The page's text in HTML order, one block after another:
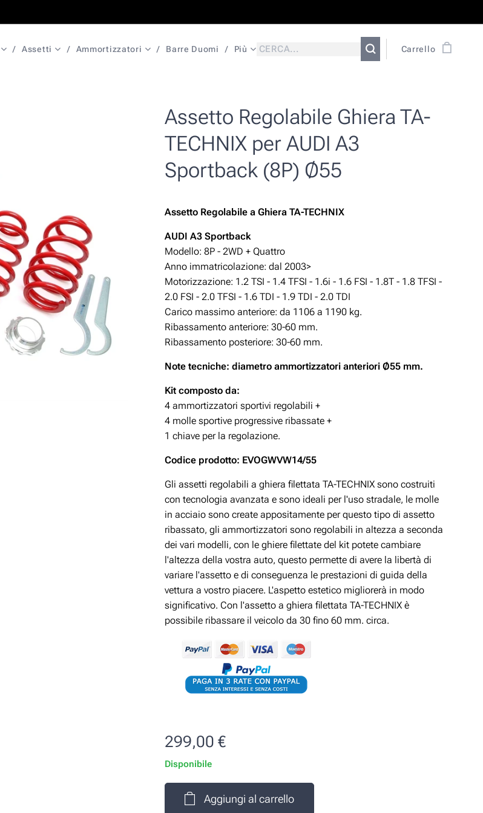
Assetti Ammortizzatori Barre Duomi Più Carrello
Assetto Regolabile Ghiera TA-
TECHNIX per AUDI A3
Sportback (8P) Ø55
Assetto Regolabilea Ghiera TA-TECHNIX
AUDI A3 Sportback
Modello: 8P - 2WD + Quattro
Anno immatricolazione: dal 2003>
Motorizzazione: 1.2 TSI - 1.4 TFSI - 1.6i - 1.6 FSI - 1.8T - 1.8 TFSI -
2.0 FSI - 2.0 TFSI - 1.6 TDI - 1.9 TDI - 2.0 TDI
Carico massimo anteriore: da 1106 a 1190 kg.
Ribassamento anteriore: 30-60 mm.
Ribassamento posteriore: 30-60 mm.
Note tecniche: diametro ammortizzatori anteriori Ø55 mm.
Kit composto da:
4 ammortizzatori sportivi regolabili +
4 molle sportive progressive ribassate +
1 chiave per la regolazione.
Codice prodotto: EVOGWVW14/55
Gli assetti regolabili a ghiera filettata TA-TECHNIX sono costruiti
con tecnologia avanzata e sono ideali per l'uso stradale, le molle
in acciaio sono create appositamente per questo tipo di assetto
ribassato, gli ammortizzatori sono regolabili in altezza a seconda
dei vari modelli, con le ghiere filettate del kit potete cambiare
l'altezza della vostra auto, questo permette di avere la libertà di
variare l'assetto e di conseguenza le prestazioni di guida della
vettura a vostro piacere. L'aspetto estetico migliorerà in modo
significativo. Con l'assetto a ghiera filettata TA-TECHNIX è
possibile ribassare il veicolo da 30 fino 60 mm. circa.
299,00 €
Disponibile
Aggiungi al carrello